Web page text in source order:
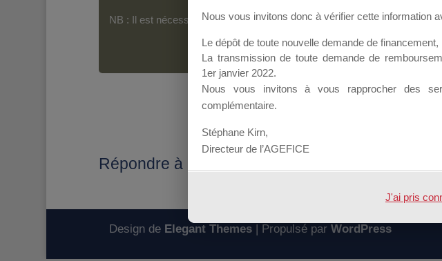
NB : Il est nécessaire d’êtreinscrit(e)pour pouvoir rejoindre ce groupe
Répondre à : Déplacé: Acte d'Engagement
Design de Elegant Themes| Propulsé par WordPress
Nous vous invitons donc à vérifier cette information
Le dépôt de toute nouvelle demande de financement,
La transmission de toute demande de
1er janvier 2022.
Nous vous invitons à vous rapprocher des
complémentaire.
Stéphane Kirn,
Directeur de l’AGEFICE
J'ai pris